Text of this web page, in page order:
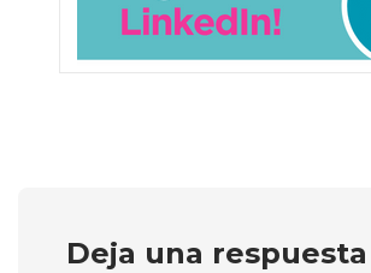
Deja una respuesta